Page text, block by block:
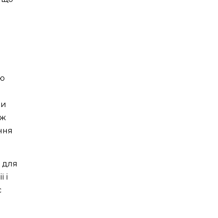
для
і